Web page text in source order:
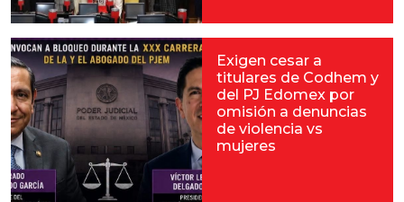
Exigen cesar a
titulares de Codhem y
del PJ Edomex por
omisión a denuncias
de violencia vs
mujeres